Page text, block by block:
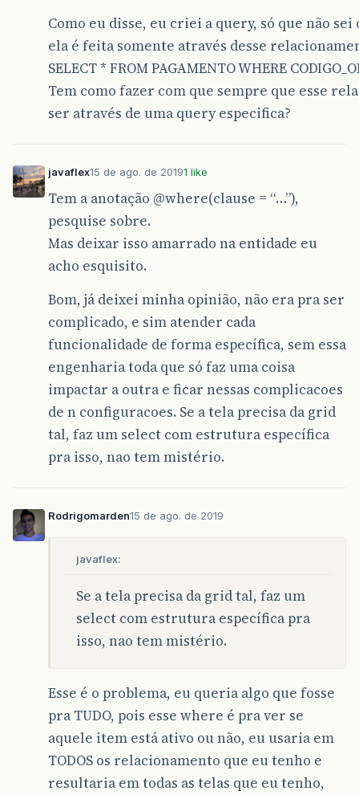
Como eu disse, eu criei a query, só que não
ela é feita somente através desse
SELECT * FROM PAGAMENTO WHERE
Tem como fazer com que sempre que esse
ser através de uma query especifica?
javaflex15 de ago. de 20191 like
Tem a anotação @where(clause = “…”),
pesquise sobre.
Mas deixar isso amarrado na entidade eu
acho esquisito.
Bom, já deixei minha opinião, não era pra ser
complicado, e sim atender cada
funcionalidade de forma específica, sem essa
engenharia toda que só faz uma coisa
impactar a outra e ficar nessas complicacoes
de n configuracoes. Se a tela precisa da grid
tal, faz um select com estrutura específica
pra isso, nao tem mistério.
Rodrigomarden15 de ago. de 2019
javaflex:
Se a tela precisa da grid tal, faz um
select com estrutura específica pra
isso, nao tem mistério.
Esse é o problema, eu queria algo que fosse
pra TUDO, pois esse where é pra ver se
aquele item está ativo ou não, eu usaria em
TODOS os relacionamento que eu tenho e
resultaria em todas as telas que eu tenho,